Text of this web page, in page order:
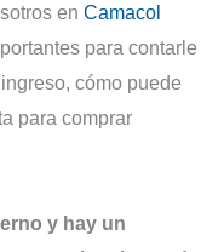
en Camacol
para contarle
cómo puede
para comprar
y hay un